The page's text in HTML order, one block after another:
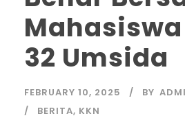
Mahasiswa
32 Umsida
FEBRUARY 10, 2025 BY
BERITA, KKN